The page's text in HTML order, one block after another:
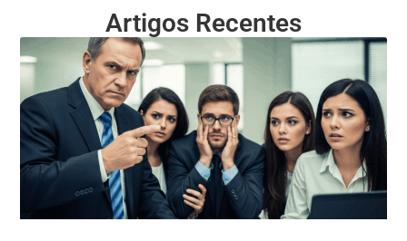
Artigos Recentes